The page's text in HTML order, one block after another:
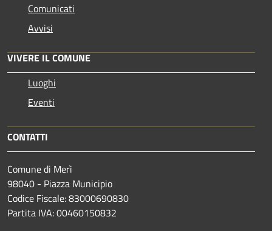
Comunicati
Avvisi
VIVERE IL COMUNE
Luoghi
Eventi
CONTATTI
Comune di Merì
98040 - Piazza Municipio
Codice Fiscale: 83000690830
Partita IVA: 00460150832